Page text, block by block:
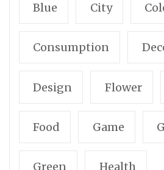
Blue City
Consumption
Design Flower
Food Game
Green Health